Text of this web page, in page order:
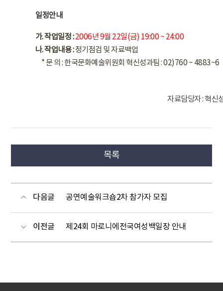
일정안내
가. 작업일정 :2006년 9월 22일(금) 19:00 ~ 24:00
나. 작업내용 :정기점검 및 자료백업
* 문 의 : 한국문화예술위원회 혁신성과팀 : 02)760 ~ 4883~6
자료담당자 : 혁
목록
다음글 공연예술워크숍2차 참가자 모집
이전글 제24회 마로니에전국여성백일장 안내